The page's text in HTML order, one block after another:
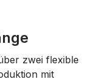
zwei flexible
mit